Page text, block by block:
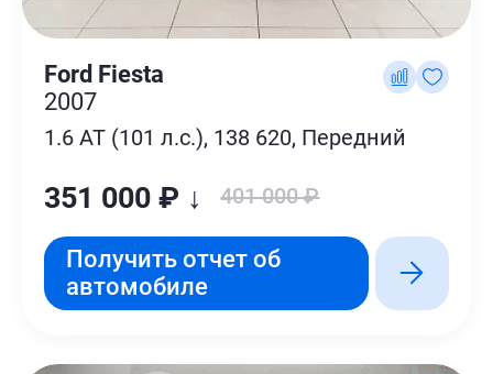
Ford Fiesta
2007
1.6 AT (101 л.с.), 138 620, Передний
351 000 ₽ ↓ 401 000 ₽
Получить отчет об
автомобиле